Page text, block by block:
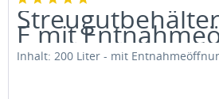
E mit
Inhalt: 200 Liter - mit